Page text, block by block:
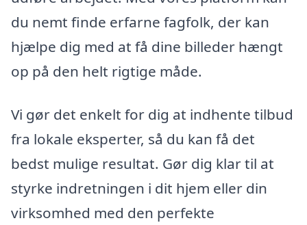
du nemt finde erfarne fagfolk, der kan
hjælpe dig med at få dine billeder hængt
op på den helt rigtige måde.
Vi gør det enkelt for dig at indhente tilbud
fra lokale eksperter, så du kan få det
bedst mulige resultat. Gør dig klar til at
styrke indretningen i dit hjem eller din
virksomhed med den perfekte